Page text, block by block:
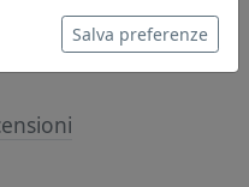
Salva preferenze